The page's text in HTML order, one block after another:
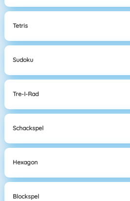
Tetris
Sudoku
Tre-I-Rad
Schackspel
Hexagon
Blockspel